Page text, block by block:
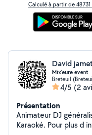
Calculé à partir de 48731
David
Mix'eure event
Breteuil
4/5 (2
Présentation
Animateur DJ
Karaoké. Pour plus d